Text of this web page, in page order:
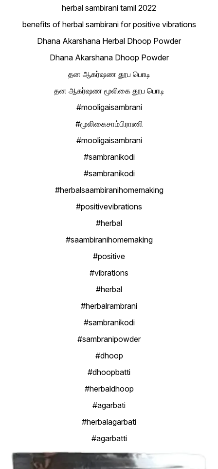
herbal sambirani tamil 2022
benefits of herbal sambirani for positive vibrations
Dhana Akarshana Herbal Dhoop Powder
Dhana Akarshana Dhoop Powder
தன ஆகர்ஷண தூப பொடி
தன ஆகர்ஷண மூலிகை தூப பொடி
#mooligaisambrani
#மூலிகைசாம்பிராணி
#mooligaisambrani
#sambranikodi
#sambranikodi
#herbalsaambiranihomemaking
#positivevibrations
#herbal
#saambiranihomemaking
#positive
#vibrations
#herbal
#herbalrambrani
#sambranikodi
#sambranipowder
#dhoop
#dhoopbatti
#herbaldhoop
#agarbati
#herbalagarbati
#agarbatti